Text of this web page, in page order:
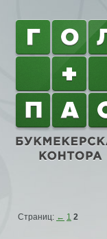
Страниц: ← 1 2